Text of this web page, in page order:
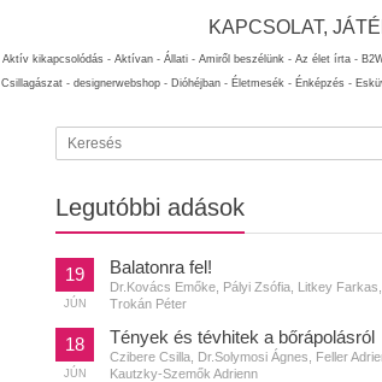
KAPCSOLAT,
Aktív kikapcsolódás - Aktívan - Állati - Amiről beszélünk - Az élet írta -
Csillagászat - designerwebshop - Dióhéjban - Életmesék - Énképzés -
Legutóbbi adások
19
JÚN
Balatonra fel!
Dr.Kovács Emőke, Pályi Zsófia, Litkey Farkas,
Trokán Péter
18
JÚN
Tények és tévhitek a bőrápolásról
Czibere Csilla, Dr.Solymosi Ágnes, Feller
Kautzky-Szemők Adrienn